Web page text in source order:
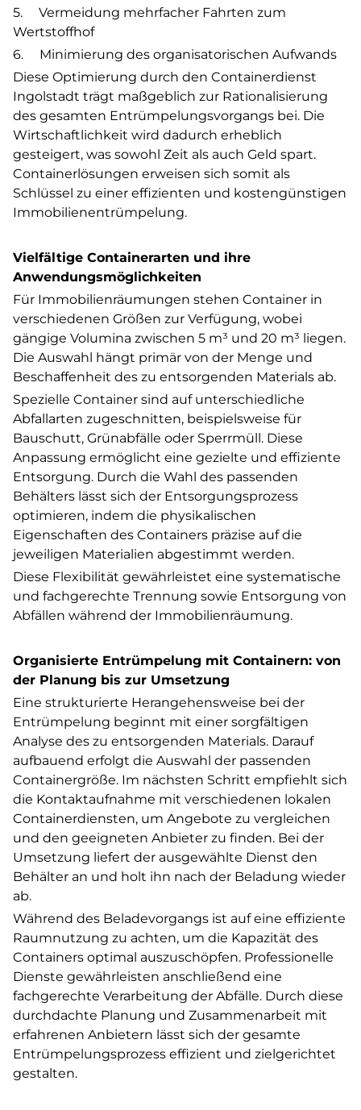
5. Vermeidung mehrfacher Fahrten zum
Wertstoffhof
6. Minimierung des organisatorischen Aufwands
Diese Optimierung durch den Containerdienst
Ingolstadt trägt maßgeblich zur Rationalisierung
des gesamten Entrümpelungsvorgangs bei. Die
Wirtschaftlichkeit wird dadurch erheblich
gesteigert, was sowohl Zeit als auch Geld spart.
Containerlösungen erweisen sich somit als
Schlüssel zu einer effizienten und kostengünstigen
Immobilienentrümpelung.
Vielfältige Containerarten und ihre
Anwendungsmöglichkeiten
Für Immobilienräumungen stehen Container in
verschiedenen Größen zur Verfügung, wobei
gängige Volumina zwischen 5 m³ und 20 m³ liegen.
Die Auswahl hängt primär von der Menge und
Beschaffenheit des zu entsorgenden Materials ab.
Spezielle Container sind auf unterschiedliche
Abfallarten zugeschnitten, beispielsweise für
Bauschutt, Grünabfälle oder Sperrmüll. Diese
Anpassung ermöglicht eine gezielte und effiziente
Entsorgung. Durch die Wahl des passenden
Behälters lässt sich der Entsorgungsprozess
optimieren, indem die physikalischen
Eigenschaften des Containers präzise auf die
jeweiligen Materialien abgestimmt werden.
Diese Flexibilität gewährleistet eine systematische
und fachgerechte Trennung sowie Entsorgung von
Abfällen während der Immobilienräumung.
Organisierte Entrümpelung mit Containern: von
der Planung bis zur Umsetzung
Eine strukturierte Herangehensweise bei der
Entrümpelung beginnt mit einer sorgfältigen
Analyse des zu entsorgenden Materials. Darauf
aufbauend erfolgt die Auswahl der passenden
Containergröße. Im nächsten Schritt empfiehlt sich
die Kontaktaufnahme mit verschiedenen lokalen
Containerdiensten, um Angebote zu vergleichen
und den geeigneten Anbieter zu finden. Bei der
Umsetzung liefert der ausgewählte Dienst den
Behälter an und holt ihn nach der Beladung wieder
ab.
Während des Beladevorgangs ist auf eine effiziente
Raumnutzung zu achten, um die Kapazität des
Containers optimal auszuschöpfen. Professionelle
Dienste gewährleisten anschließend eine
fachgerechte Verarbeitung der Abfälle. Durch diese
durchdachte Planung und Zusammenarbeit mit
erfahrenen Anbietern lässt sich der gesamte
Entrümpelungsprozess effizient und zielgerichtet
gestalten.